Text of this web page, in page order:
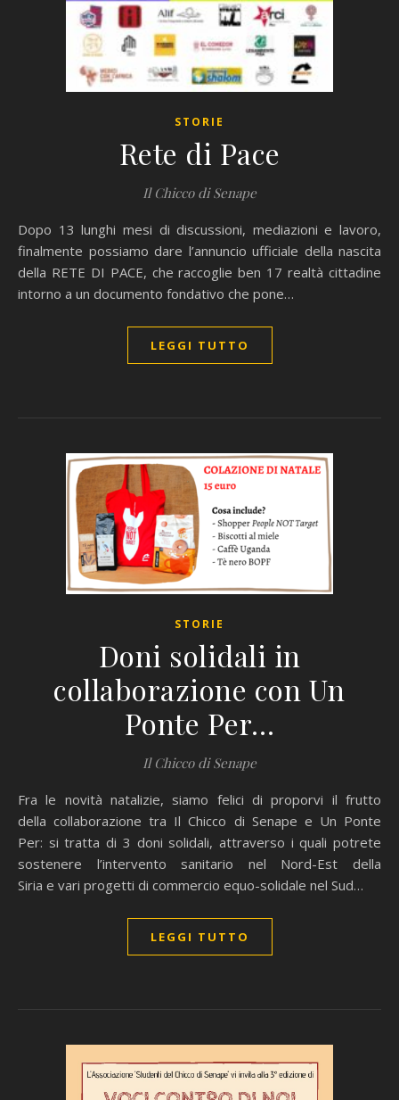
STORIE
Rete di Pace
Il Chicco di Senape
Dopo 13 lunghi mesi di discussioni, mediazioni e lavoro,
finalmente possiamo dare l’annuncio ufficiale della nascita
della RETE DI PACE, che raccoglie ben 17 realtà cittadine
intorno a un documento fondativo che pone…
LEGGI TUTTO
STORIE
Doni solidali in
collaborazione con Un
Ponte Per…
Il Chicco di Senape
Fra le novità natalizie, siamo felici di proporvi il frutto
della collaborazione tra Il Chicco di Senape e Un Ponte
Per: si tratta di 3 doni solidali, attraverso i quali potrete
sostenere l’intervento sanitario nel Nord-Est della
Siria e vari progetti di commercio equo-solidale nel Sud…
LEGGI TUTTO